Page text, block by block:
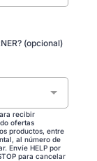
(opcional)
recibir
ofertas
productos, entre
al número de
Envíe HELP por
para cancelar